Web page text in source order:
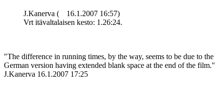
J.Kanerva (
16.1.2007 16:57)
Vrt itävaltalaisen kesto: 1.26:24.
"The difference in running times, by the way, seems to be due to the
German version having extended blank space at the end of the film."
J.Kanerva 16.1.2007 17:25